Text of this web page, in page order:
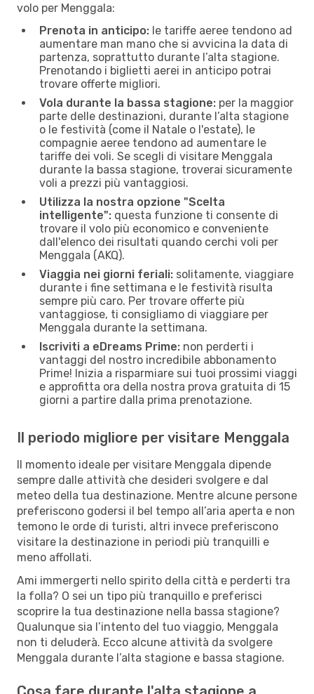
volo per Menggala:
Prenota in anticipo: le tariffe aeree tendono ad
aumentare man mano che si avvicina la data di
partenza, soprattutto durante l’alta stagione.
Prenotando i biglietti aerei in anticipo potrai
trovare offerte migliori.
Vola durante la bassa stagione: per la maggior
parte delle destinazioni, durante l’alta stagione
o le festività (come il Natale o l'estate), le
compagnie aeree tendono ad aumentare le
tariffe dei voli. Se scegli di visitare Menggala
durante la bassa stagione, troverai sicuramente
voli a prezzi più vantaggiosi.
Utilizza la nostra opzione "Scelta
intelligente": questa funzione ti consente di
trovare il volo più economico e conveniente
dall'elenco dei risultati quando cerchi voli per
Menggala (AKQ).
Viaggia nei giorni feriali: solitamente, viaggiare
durante i fine settimana e le festività risulta
sempre più caro. Per trovare offerte più
vantaggiose, ti consigliamo di viaggiare per
Menggala durante la settimana.
Iscriviti a eDreams Prime: non perderti i
vantaggi del nostro incredibile abbonamento
Prime! Inizia a risparmiare sui tuoi prossimi viaggi
e approfitta ora della nostra prova gratuita di 15
giorni a partire dalla prima prenotazione.
Il periodo migliore per visitare Menggala
Il momento ideale per visitare Menggala dipende
sempre dalle attività che desideri svolgere e dal
meteo della tua destinazione. Mentre alcune persone
preferiscono godersi il bel tempo all’aria aperta e non
temono le orde di turisti, altri invece preferiscono
visitare la destinazione in periodi più tranquilli e
meno affollati.
Ami immergerti nello spirito della città e perderti tra
la folla? O sei un tipo più tranquillo e preferisci
scoprire la tua destinazione nella bassa stagione?
Qualunque sia l’intento del tuo viaggio, Menggala
non ti deluderà. Ecco alcune attività da svolgere
Menggala durante l’alta stagione e bassa stagione.